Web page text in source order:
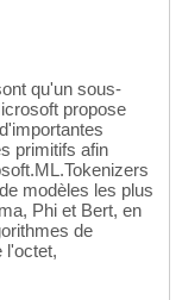
qu'un sous-
propose
primitifs afin
modèles les plus
Phi et Bert, en
de
l'octet,